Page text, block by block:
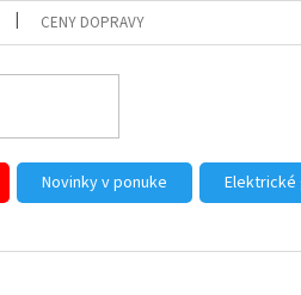
CENY DOPRAVY DÔVODY
Novinky v ponuke Elektrické